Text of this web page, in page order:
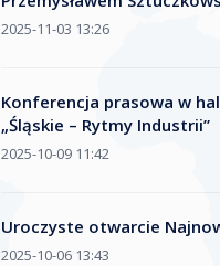
2025-11-03 13:26
Konferencja prasowa w
„Śląskie – Rytmy Industrii”
2025-10-09 11:42
Uroczyste otwarcie
2025-10-06 13:43